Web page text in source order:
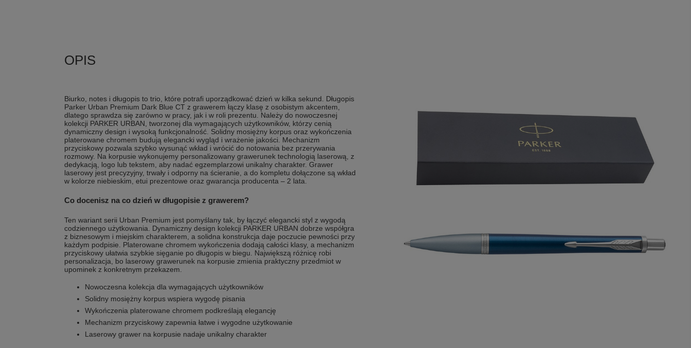
Biurko, notes i długopis to trio, które potrafi uporządkować dzień w kilka sekund. Długopis
Parker Urban Premium Dark Blue CT z grawerem łączy klasę z osobistym akcentem,
dlatego sprawdza się zarówno w pracy, jak i w roli prezentu. Należy do nowoczesnej
kolekcji PARKER URBAN, tworzonej dla wymagających użytkowników, którzy cenią
dynamiczny design i wysoką funkcjonalność. Solidny mosiężny korpus oraz wykończenia
platerowane chromem budują elegancki wygląd i wrażenie jakości. Mechanizm
przyciskowy pozwala szybko wysunąć wkład i wrócić do notowania bez przerywania
rozmowy. Na korpusie wykonujemy personalizowany grawerunek technologią laserową, z
dedykacją, logo lub tekstem, aby nadać egzemplarzowi unikalny charakter. Grawer
laserowy jest precyzyjny, trwały i odporny na ścieranie, a do kompletu dołączone są wkład
w kolorze niebieskim, etui prezentowe oraz gwarancja producenta – 2 lata.
Co docenisz na co dzień w długopisie z grawerem?
Ten wariant serii Urban Premium jest pomyślany tak, by łączyć elegancki styl z wygodą
codziennego użytkowania. Dynamiczny design kolekcji PARKER URBAN dobrze współgra
z biznesowym i miejskim charakterem, a solidna konstrukcja daje poczucie pewności przy
każdym podpisie. Platerowane chromem wykończenia dodają całości klasy, a mechanizm
przyciskowy ułatwia szybkie sięganie po długopis w biegu. Największą różnicę robi
personalizacja, bo laserowy grawerunek na korpusie zmienia praktyczny przedmiot w
upominek z konkretnym przekazem.
Nowoczesna kolekcja dla wymagających użytkowników
Solidny mosiężny korpus wspiera wygodę pisania
Wykończenia platerowane chromem podkreślają elegancję
Mechanizm przyciskowy zapewnia łatwe i wygodne użytkowanie
Laserowy grawer na korpusie nadaje unikalny charakter